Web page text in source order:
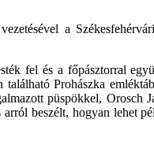
a
fel és a főpásztorral
Prohászka
püspökkel, Orosch
beszélt, hogyan